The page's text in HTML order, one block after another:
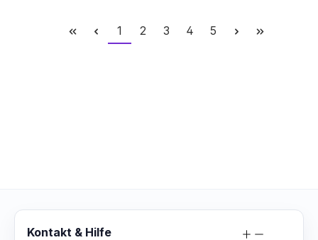
Seite
1 Seite
2 Seite
3 Seite
4 Seite
5
Kontakt & Hilfe